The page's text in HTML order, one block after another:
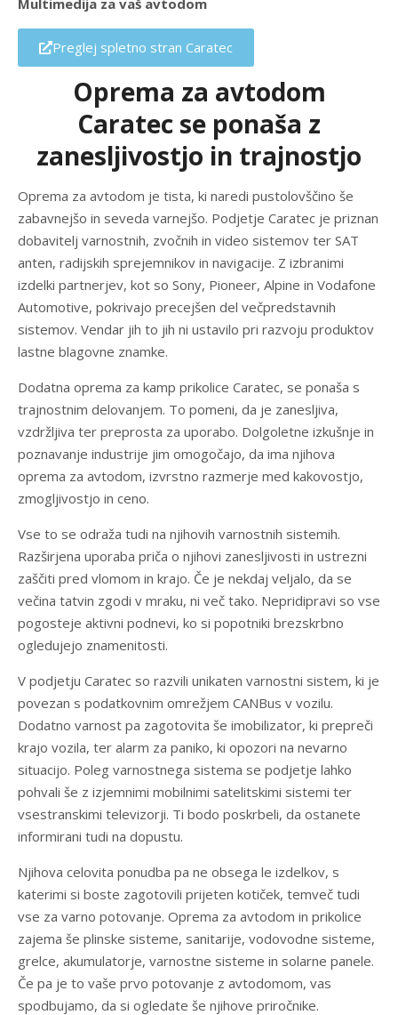
Multimedija za vaš avtodom
Preglej spletno stran Caratec
Oprema za avtodom
Caratec se ponaša z
zanesljivostjo in trajnostjo
Oprema za avtodom je tista, ki naredi pustolovščino še
zabavnejšo in seveda varnejšo. Podjetje Caratec je priznan
dobavitelj varnostnih, zvočnih in video sistemov ter SAT
anten, radijskih sprejemnikov in navigacije. Z izbranimi
izdelki partnerjev, kot so Sony, Pioneer, Alpine in Vodafone
Automotive, pokrivajo precejšen del večpredstavnih
sistemov. Vendar jih to jih ni ustavilo pri razvoju produktov
lastne blagovne znamke.
Dodatna oprema za kamp prikolice Caratec, se ponaša s
trajnostnim delovanjem. To pomeni, da je zanesljiva,
vzdržljiva ter preprosta za uporabo. Dolgoletne izkušnje in
poznavanje industrije jim omogočajo, da ima njihova
oprema za avtodom, izvrstno razmerje med kakovostjo,
zmogljivostjo in ceno.
Vse to se odraža tudi na njihovih varnostnih sistemih.
Razširjena uporaba priča o njihovi zanesljivosti in ustrezni
zaščiti pred vlomom in krajo. Če je nekdaj veljalo, da se
večina tatvin zgodi v mraku, ni več tako. Nepridipravi so vse
pogosteje aktivni podnevi, ko si popotniki brezskrbno
ogledujejo znamenitosti.
V podjetju Caratec so razvili unikaten varnostni sistem, ki je
povezan s podatkovnim omrežjem CANBus v vozilu.
Dodatno varnost pa zagotovita še imobilizator, ki prepreči
krajo vozila, ter alarm za paniko, ki opozori na nevarno
situacijo. Poleg varnostnega sistema se podjetje lahko
pohvali še z izjemnimi mobilnimi satelitskimi sistemi ter
vsestranskimi televizorji. Ti bodo poskrbeli, da ostanete
informirani tudi na dopustu.
Njihova celovita ponudba pa ne obsega le izdelkov, s
katerimi si boste zagotovili prijeten kotiček, temveč tudi
vse za varno potovanje. Oprema za avtodom in prikolice
zajema še plinske sisteme, sanitarije, vodovodne sisteme,
grelce, akumulatorje, varnostne sisteme in solarne panele.
Če pa je to vaše prvo potovanje z avtodomom, vas
spodbujamo, da si ogledate še njihove priročnike.